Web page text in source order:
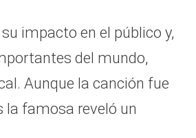
impacto en el público y,
del mundo,
Aunque la canción fue
la famosa reveló un